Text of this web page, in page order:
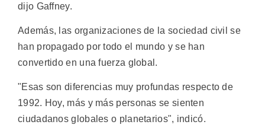
dijo Gaffney.
Además, las organizaciones de la sociedad civil se
han propagado por todo el mundo y se han
convertido en una fuerza global.
"Esas son diferencias muy profundas respecto de
1992. Hoy, más y más personas se sienten
ciudadanos globales o planetarios", indicó.